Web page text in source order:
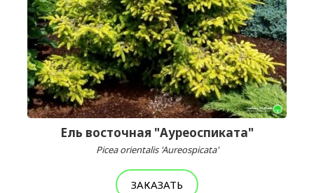
Ель восточная "Ауреоспиката"
Picea orientalis 'Aureospicata'
ЗАКАЗАТЬ